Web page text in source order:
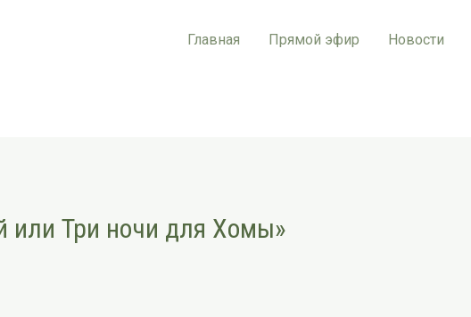
Главная Прямой эфир Новости
или Три ночи для Хомы»